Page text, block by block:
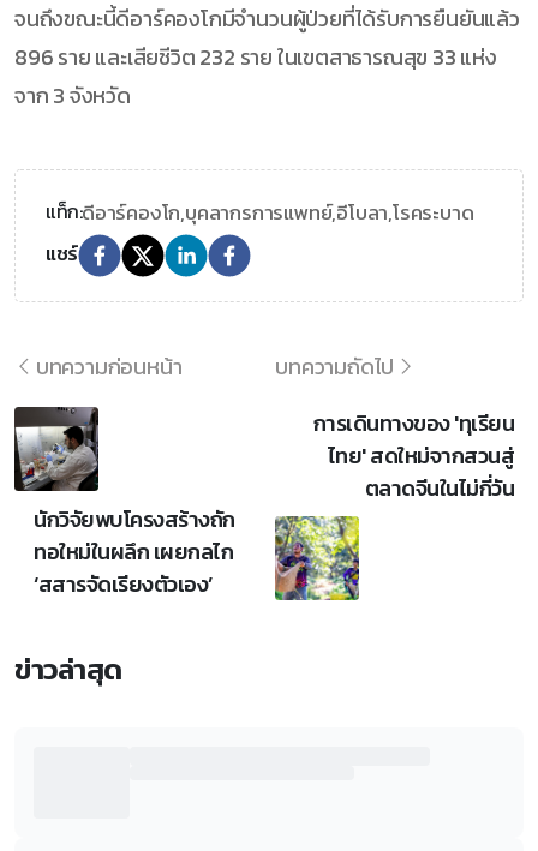
จนถึงขณะนี้ดีอาร์คองโกมีจำนวนผู้ป่วยที่ได้รับการยืนยันแล้ว
896 ราย และเสียชีวิต 232 ราย ในเขตสาธารณสุข 33 แห่ง
จาก 3 จังหวัด
แท็ก:ดีอาร์คองโก,บุคลากรการแพทย์,อีโบลา,โรคระบาด
แชร์
บทความก่อนหน้า
นักวิจัยพบโครงสร้างถัก
ทอใหม่ในผลึก เผยกลไก
‘สสารจัดเรียงตัวเอง’
บทความถัดไป
การเดินทางของ 'ทุเรียน
ไทย' สดใหม่จากสวนสู่
ตลาดจีนในไม่กี่วัน
ข่าวล่าสุด